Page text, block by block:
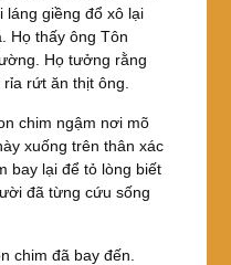
láng giềng đổ xô lại
Họ thấy ông Tôn
Họ tưởng rằng
rứt ăn thịt ông.
chim ngậm nơi mõ
xuống trên thân xác
bay lại để tỏ lòng biết
đã từng cứu sống
chim đã bay đến.